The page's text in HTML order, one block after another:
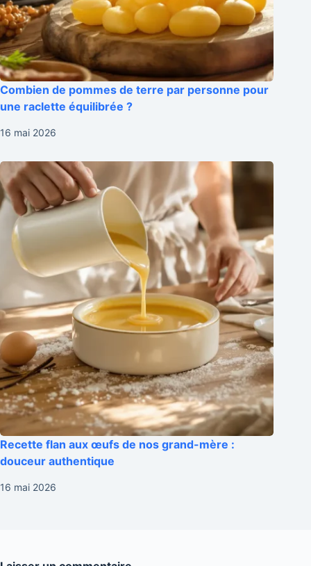
Combien de pommes de terre par personne pour
une raclette équilibrée ?
16 mai 2026
Recette flan aux œufs de nos grand-mère :
douceur authentique
16 mai 2026